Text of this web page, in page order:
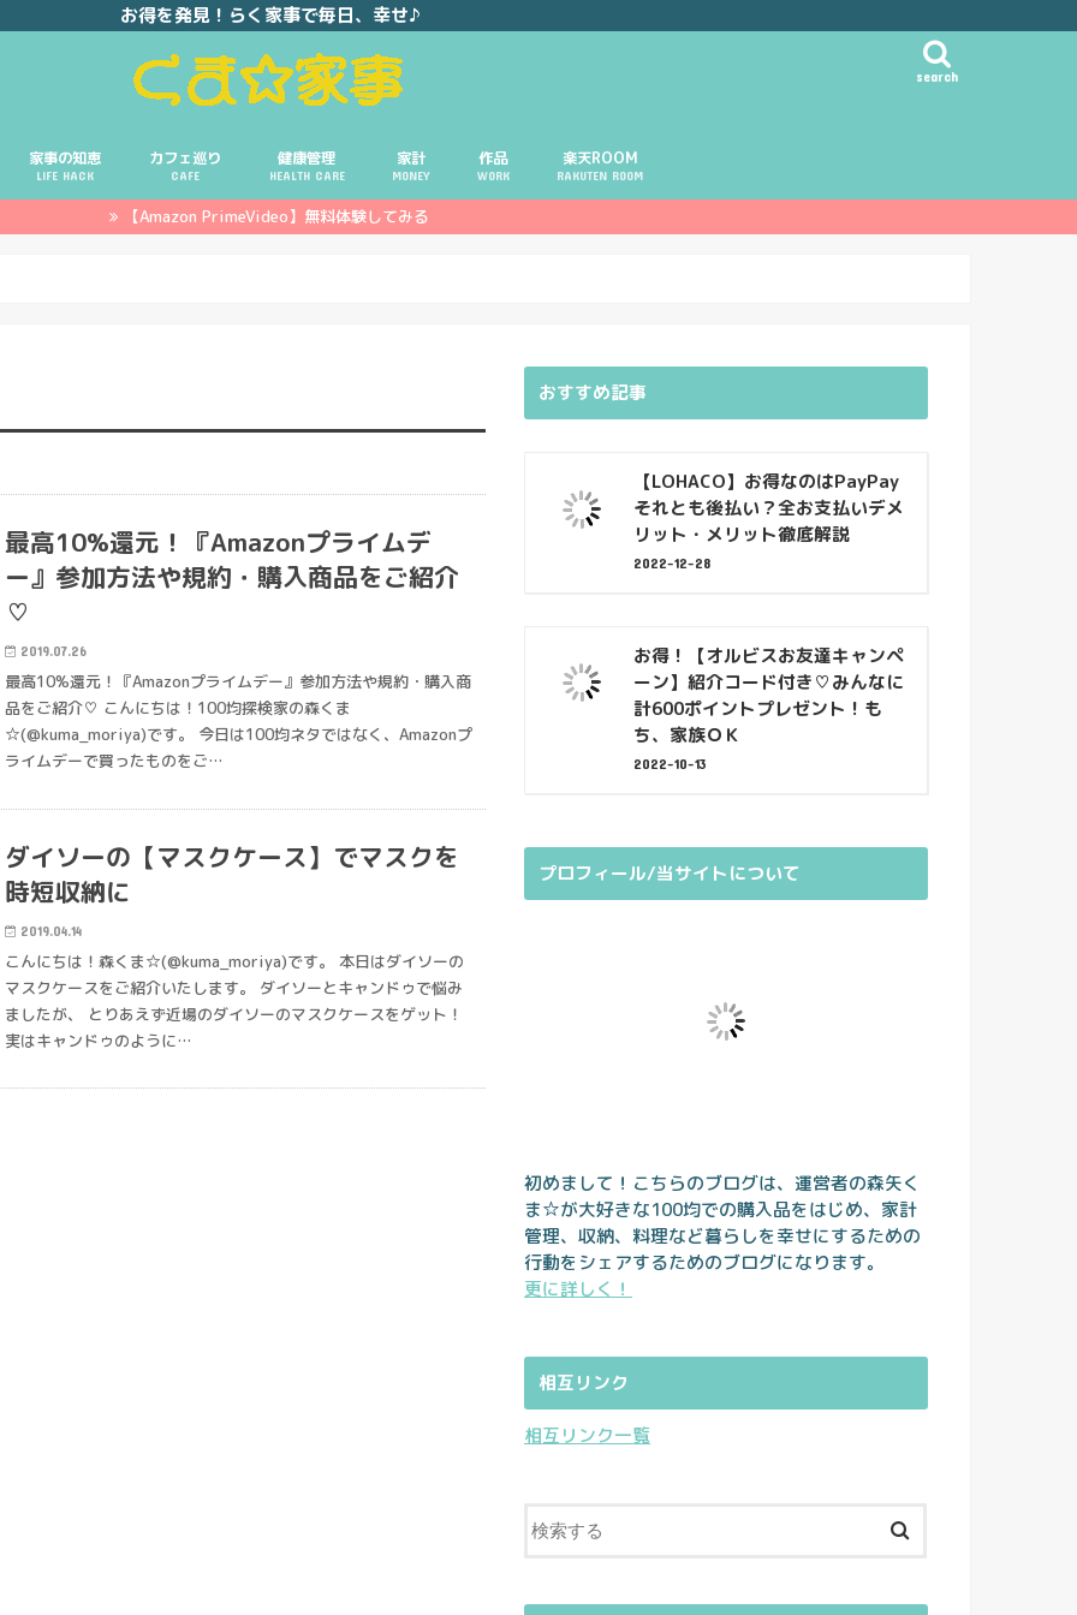
お得を発見！らく家事で毎日、幸せ♪
search
家事の知恵
LIFE HACK
カフェ巡り
CAFE
健康管理
HEALTH CARE
家計
MONEY
ポイ活
投資
副業
作品
WORK
楽天ROOM
RAKUTEN ROOM
【Amazon PrimeVideo】無料体験してみる
最高10%還元！『Amazonプライムデ
ー』参加方法や規約・購入商品をご紹介
♡
2019.07.26
最高10%還元！『Amazonプライムデー』参加方法や規約・購入商
品をご紹介♡ こんにちは！100均探検家の森くま
☆(@kuma_moriya)です。 今日は100均ネタではなく、Amazonプ
ライムデーで買ったものをご…
ダイソーの【マスクケース】でマスクを
時短収納に
2019.04.14
こんにちは！森くま☆(@kuma_moriya)です。 本日はダイソーの
マスクケースをご紹介いたします。 ダイソーとキャンドゥで悩み
ましたが、 とりあえず近場のダイソーのマスクケースをゲット！
実はキャンドゥのように…
おすすめ記事
【LOHACO】お得なのはPayPay
それとも後払い？全お支払いデメ
リット・メリット徹底解説
2022-12-28
お得！【オルビスお友達キャンペ
ーン】紹介コード付き♡みんなに
計600ポイントプレゼント！も
ち、家族ＯＫ
2022-10-13
プロフィール/当サイトについて
初めまして！こちらのブログは、運営者の森矢く
ま☆が大好きな100均での購入品をはじめ、家計
管理、収納、料理など暮らしを幸せにするための
行動をシェアするためのブログになります。
更に詳しく！
相互リンク
相互リンク一覧